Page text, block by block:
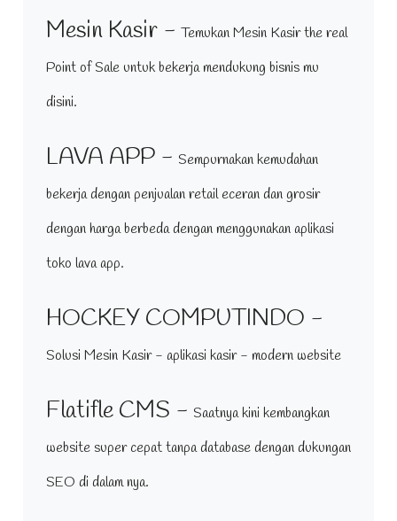
Mesin Kasir - Temukan Mesin Kasir the real
Point of Sale untuk bekerja mendukung bisnis mu
disini.
LAVA APP - Sempurnakan kemudahan
bekerja dengan penjualan retail eceran dan grosir
dengan harga berbeda dengan menggunakan aplikasi
toko lava app.
HOCKEY COMPUTINDO -
Solusi Mesin Kasir - aplikasi kasir - modern website
Flatifle CMS - Saatnya kini kembangkan
website super cepat tanpa database dengan dukungan
SEO di dalam nya.